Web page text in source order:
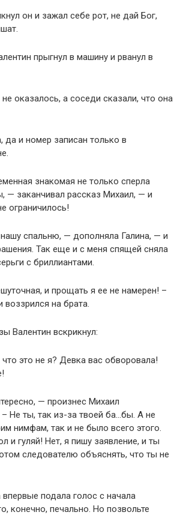
он и зажал себе рот, не дай Бог,
прыгнул в машину и рванул в
оказалось, а соседи сказали, что она
да и номер записан только в
знакомая не только сперла
— заканчивал рассказ Михаил, — и
ограничилось!
спальню, — дополняла Галина, — и
Так еще и с меня спящей сняла
с бриллиантами.
и прощать я ее не намерен! –
воззрился на брата.
Валентин вскрикнул:
это не я? Девка вас обворовала!
— произнес Михаил
Не ты, так из-за твоей ба…бы. А не
нимфам, так и не было всего этого.
и гуляй! Нет, я пишу заявление, и ты
следователю объяснять, что ты не
подала голос с начала
конечно, печально. Но позвольте